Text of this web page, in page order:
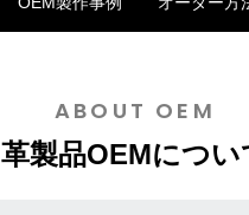
イタリアンレザーで革製品
デシュ生産の強み
ラウンドフ
ABOUT OEM
革製品OEMについ